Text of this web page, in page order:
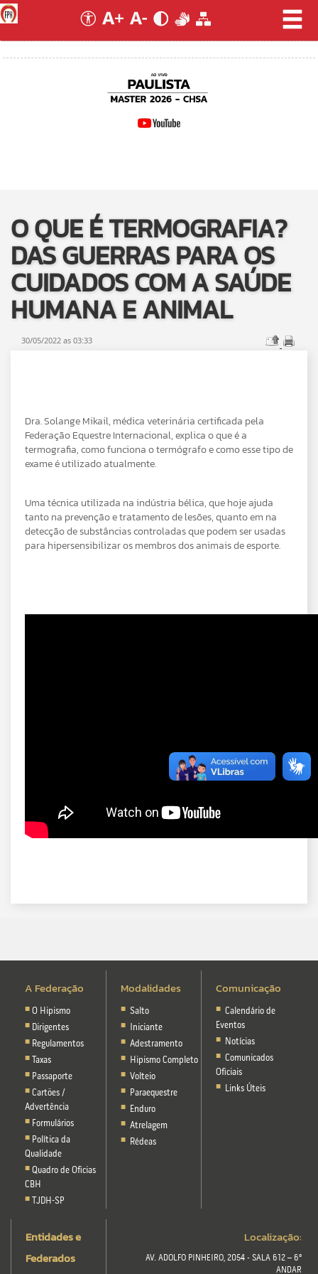
O QUE É TERMOGRAFIA?
DAS GUERRAS PARA OS
CUIDADOS COM A SAÚDE
HUMANA E ANIMAL
30/05/2022 as 03:33
Dra. Solange Mikail, médica veterinária certificada pela
Federação Equestre Internacional, explica o que é a
termografia, como funciona o termógrafo e como esse tipo de
exame é utilizado atualmente.
Uma técnica utilizada na indústria bélica, que hoje ajuda
tanto na prevenção e tratamento de lesões, quanto em na
detecção de substâncias controladas que podem ser usadas
para hipersensibilizar os membros dos animais de esporte.
A Federação
O Hipismo
Dirigentes
Regulamentos
Taxas
Passaporte
Cartões /
Advertência
Formulários
Política da
Qualidade
Quadro de Oficias
CBH
TJDH-SP
Modalidades
Salto
Iniciante
Adestramento
Hipismo Completo
Volteio
Paraequestre
Enduro
Atrelagem
Rédeas
Comunicação
Calendário de
Eventos
Notícias
Comunicados
Oficiais
Links Úteis
Entidades e
Federados
Localização:
AV. ADOLFO PINHEIRO, 2054 - SALA 612 – 6º
ANDAR